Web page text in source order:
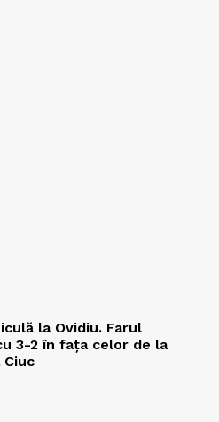
la Ovidiu. Farul
3-2 în fața celor de la
Ciuc